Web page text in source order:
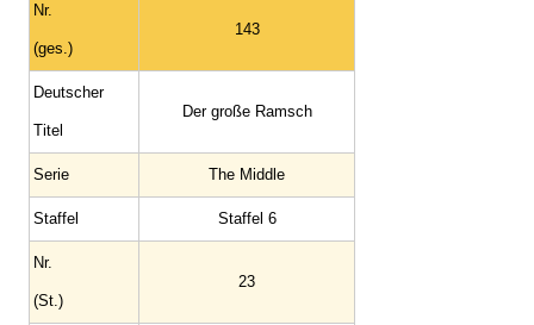
Nr.
(ges.)
143
Deutscher
Titel
Der große Ramsch
Serie The Middle
Staffel Staffel 6
Nr.
(St.)
23